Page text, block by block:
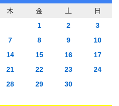
木 金 土
日
1
2
3
7 8 9
10
14 15 16
17
21 22 23
24
28 29 30